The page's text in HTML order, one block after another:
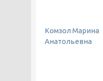
Комзол Марина
Анатольевна